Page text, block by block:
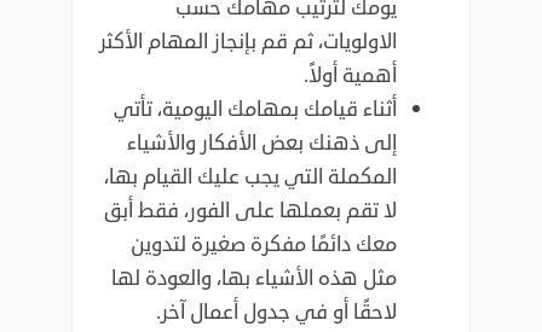
يومك لترتيب مهامك حسب
الاولويات، ثم قم بإنجاز المهام الأكثر
أهمية ‏أولاً‎.‎
أثناء قيامك بمهامك اليومية، تأتي
إلى ذهنك بعض الأفكار والأشياء
المكملة التي يجب عليك القيام ‏بها،
لا تقم بعملها على الفور، فقط أبق
معك دائمًا مفكرة صغيرة لتدوين
مثل هذه الأشياء بها، والعودة ‏لها
لاحقًا أو في جدول أعمال آخر‎.‎